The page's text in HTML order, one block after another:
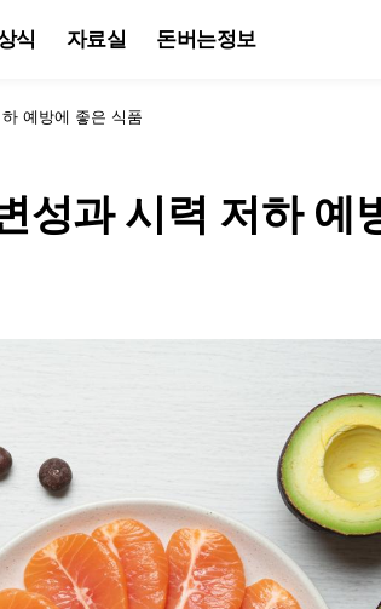
식 자료실 돈버는정보
예방에 좋은 식품
성과 시력 저하 예